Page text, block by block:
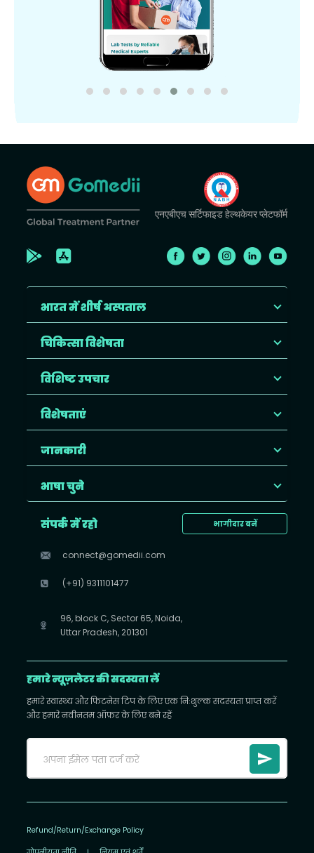
एनएबीएच सर्टिफाइड हेल्थकेयर प्लेटफॉर्म
भारत में शीर्ष अस्पताल
चिकित्सा विशेषता
विशिष्ट उपचार
विशेषताएं
जानकारी
भाषा चुने
भागीदार बनें
संपर्क में रहो
connect@gomedii.com
(+91) 9311101477
96, block C, Sector 65, Noida,
Uttar Pradesh, 201301
हमारे न्यूज़लेटर की सदस्यता लें
हमारे स्वास्थ्य और फिटनेस टिप के लिए एक निःशुल्क सदस्यता प्राप्त करें
और हमारे नवीनतम ऑफ़र के लिए बने रहें
Refund/Return/Exchange Policy